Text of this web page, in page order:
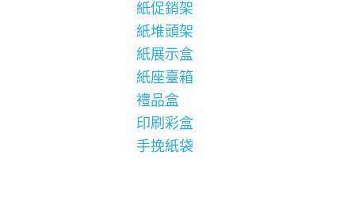
紙促銷架
紙堆頭架
紙展示盒
紙座臺箱
禮品盒
印刷彩盒
手挽紙袋